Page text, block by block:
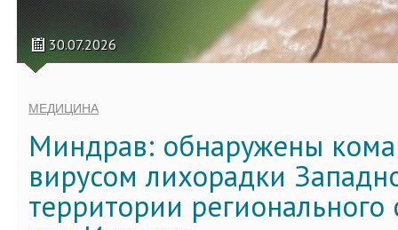
30.07.2026
МЕДИЦИНА
Миндрав: обнаружены
вирусом лихорадки
территории регионального